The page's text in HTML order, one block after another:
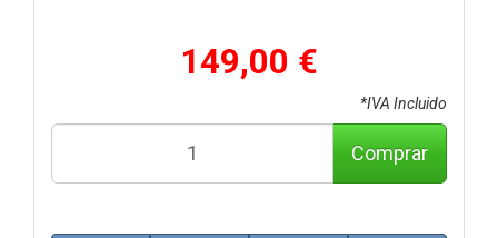
149,00 €
*IVA Incluido
Comprar